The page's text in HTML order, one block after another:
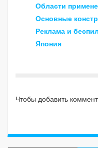
Области
Основные
Реклама и
Япония
Чтобы добавить